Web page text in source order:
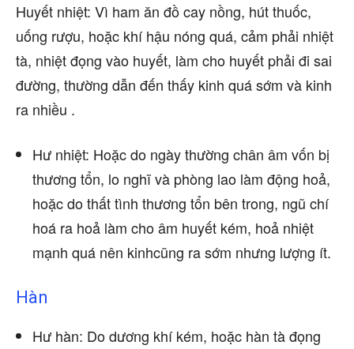
Huyết nhiệt: Vì ham ăn đồ cay nồng, hút thuốc,
uống rượu, hoặc khí hậu nóng quá, cảm phải nhiệt
tà, nhiệt đọng vào huyết, làm cho huyết phải đi sai
đường, thường dẫn đến thấy kinh quá sớm và kinh
ra nhiều .
Hư nhiệt: Hoặc do ngày thường chân âm vốn bị
thương tổn, lo nghĩ và phòng lao làm động hoả,
hoặc do thất tình thương tổn bên trong, ngũ chí
hoá ra hoả làm cho âm huyết kém, hoả nhiệt
mạnh quá nên kinhcũng ra sớm nhưng lượng ít.
Hàn
Hư hàn: Do dương khí kém, hoặc hàn tà đọng